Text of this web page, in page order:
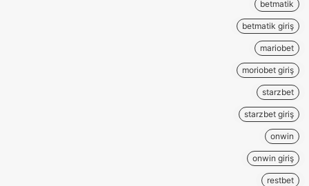
betmatik
betmatik giriş
mariobet
moriobet giriş
starzbet
starzbet giriş
onwin
onwin giriş
restbet